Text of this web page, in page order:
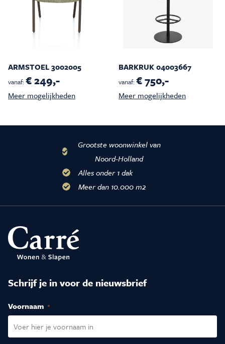
ARMSTOEL 3002005
vanaf:€ 249,-
Meer mogelijkheden
BARKRUK 04003667
vanaf:€ 750,-
Meer mogelijkheden
Grootste woonwinkel van
Noord-Holland
Alles onder 1 dak
Meer dan 10.000 m2
Schrijf je in voor de nieuwsbrief
Voornaam (Vereist)